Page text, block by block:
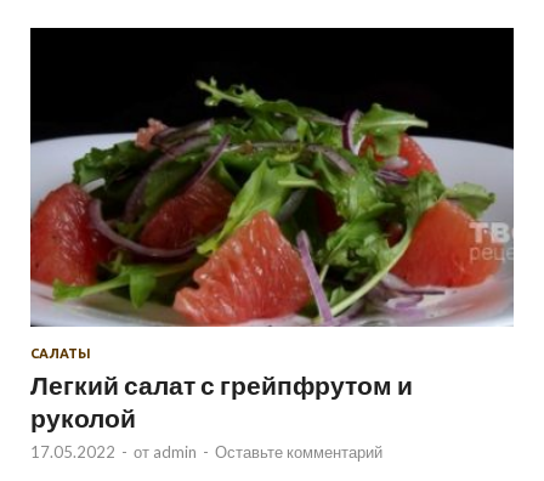
САЛАТЫ
Легкий салат с грейпфрутом и
руколой
17.05.2022 - от admin - Оставьте комментарий